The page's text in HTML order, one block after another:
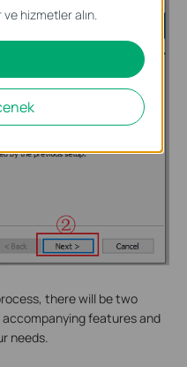
there will be two
features and
needs.
hizmetler alın.